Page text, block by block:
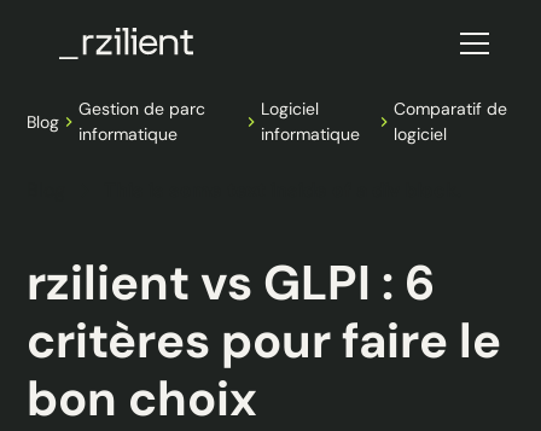
Blog
Gestion de parc
informatique
Logiciel
informatique
Comparatif de
logiciel
rzilient vs GLPI : 6
critères pour faire le
bon choix